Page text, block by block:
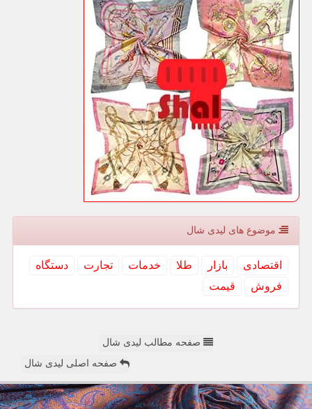
موضوع های لیدی شال
اقتصادی بازار طلا خدمات تجارت
دستگاه
فروش
قیمت
صفحه مطالب لیدی شال
صفحه اصلی لیدی شال